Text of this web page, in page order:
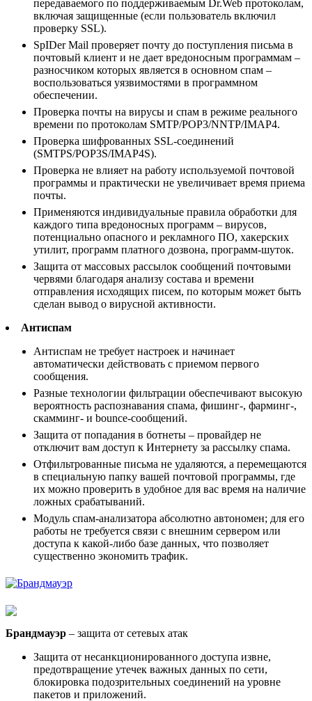
передаваемого по поддерживаемым Dr.Web протоколам,
включая защищенные (если пользователь включил
проверку SSL).
SpIDer Mail проверяет почту до поступления письма в
почтовый клиент и не дает вредоносным программам –
разносчиком которых является в основном спам –
воспользоваться уязвимостями в программном
обеспечении.
Проверка почты на вирусы и спам в режиме реального
времени по протоколам SMTP/POP3/NNTP/IMAP4.
Проверка шифрованных SSL-соединений
(SMTPS/POP3S/IMAP4S).
Проверка не влияет на работу используемой почтовой
программы и практически не увеличивает время приема
почты.
Применяются индивидуальные правила обработки для
каждого типа вредоносных программ – вирусов,
потенциально опасного и рекламного ПО, хакерских
утилит, программ платного дозвона, программ-шуток.
Защита от массовых рассылок сообщений почтовыми
червями благодаря анализу состава и времени
отправления исходящих писем, по которым может быть
сделан вывод о вирусной активности.
Антиспам
Антиспам не требует настроек и начинает
автоматически действовать с приемом первого
сообщения.
Разные технологии фильтрации обеспечивают высокую
вероятность распознавания спама, фишинг-, фарминг-,
скамминг- и bounce-сообщений.
Защита от попадания в ботнеты – провайдер не
отключит вам доступ к Интернету за рассылку спама.
Отфильтрованные письма не удаляются, а перемещаются
в специальную папку вашей почтовой программы, где
их можно проверить в удобное для вас время на наличие
ложных срабатываний.
Модуль спам-анализатора абсолютно автономен; для его
работы не требуется связи с внешним сервером или
доступа к какой-либо базе данных, что позволяет
существенно экономить трафик.
Брандмауэр – защита от сетевых атак
Защита от несанкционированного доступа извне,
предотвращение утечек важных данных по сети,
блокировка подозрительных соединений на уровне
пакетов и приложений.